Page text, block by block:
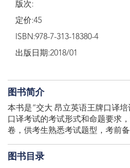
版次:
定价:45
ISBN:978-7-313-18380-4
出版日期:2018/01
图书简介
本书是“交大 昂立英语王牌口译
口译考试的考试形式和命题要求
卷，供考生熟悉考试题型，考前备
图书目录